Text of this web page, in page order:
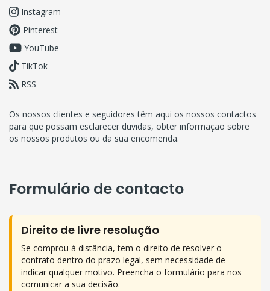
Instagram
Pinterest
YouTube
TikTok
RSS
Os nossos clientes e seguidores têm aqui os nossos contactos
para que possam esclarecer duvidas, obter informação sobre
os nossos produtos ou da sua encomenda.
Formulário de contacto
Direito de livre resolução
Se comprou à distância, tem o direito de resolver o
contrato dentro do prazo legal, sem necessidade de
indicar qualquer motivo. Preencha o formulário para nos
comunicar a sua decisão.